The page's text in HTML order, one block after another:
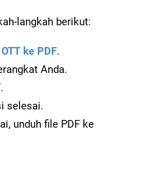
langkah berikut:
OTT ke PDF.
Anda.
.
selesai.
unduh file PDF ke